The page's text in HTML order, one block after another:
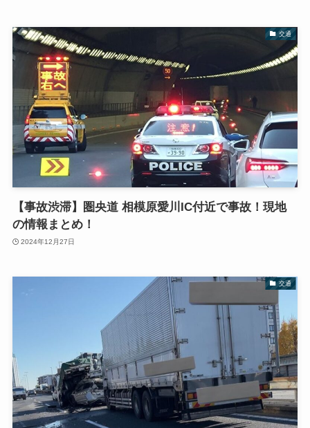
交通
【事故渋滞】圏央道 相模原愛川IC付近で事故！現地
の情報まとめ！
2024年12月27日
交通